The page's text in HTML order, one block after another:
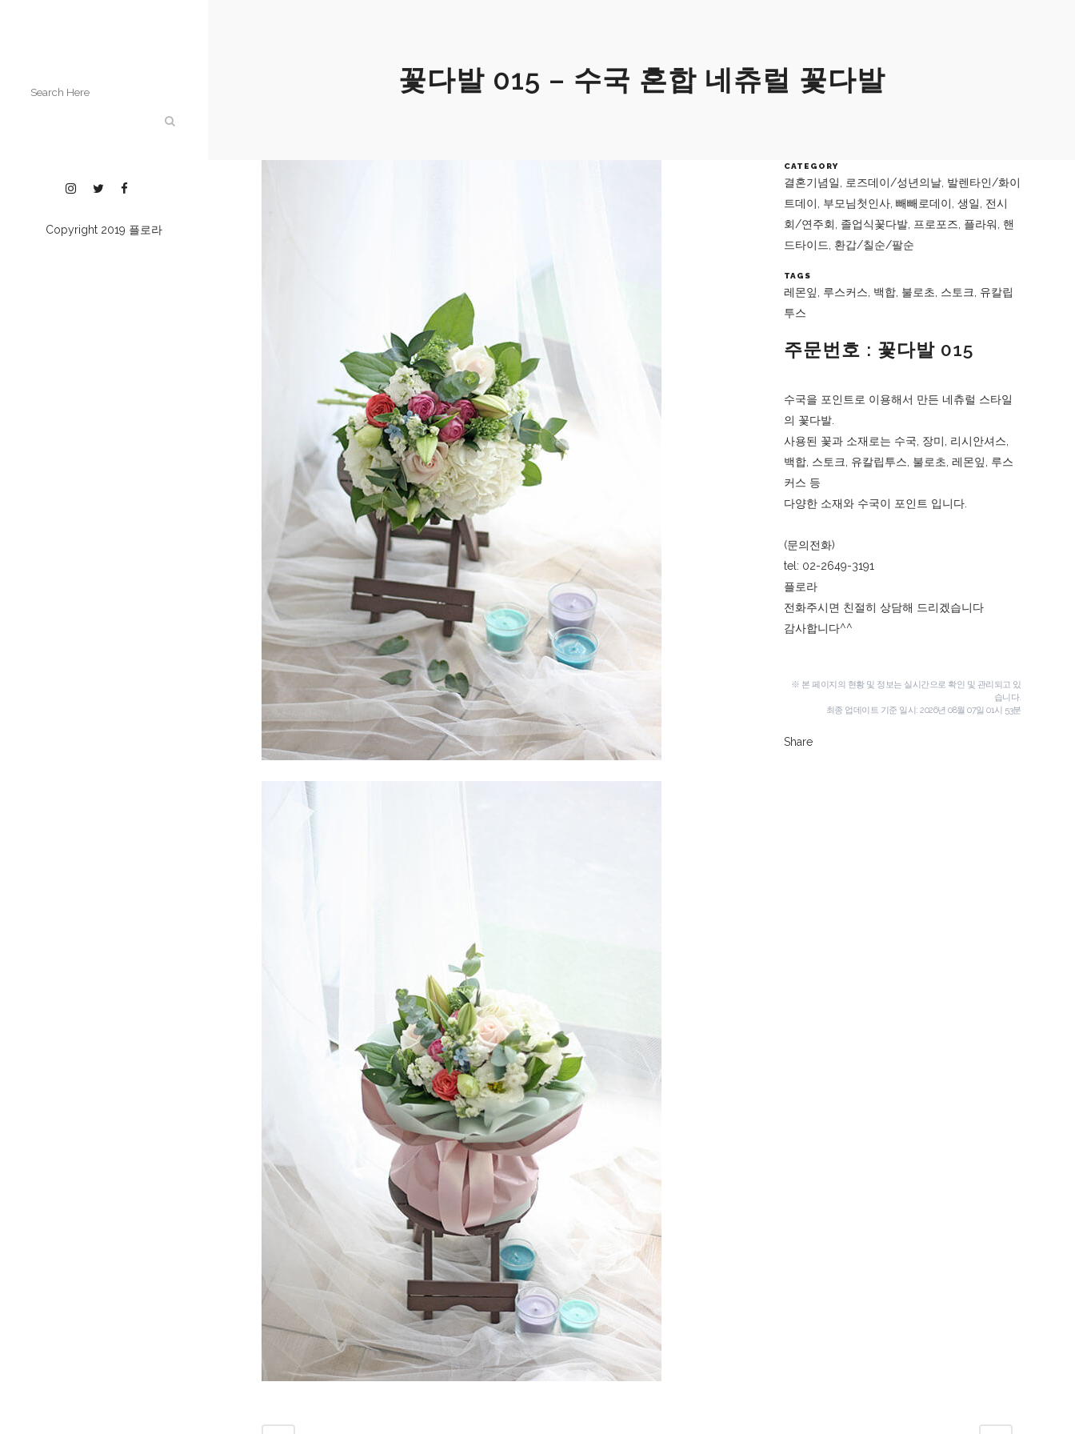
Copyright 2019 플로라
꽃다발 015 – 수국 혼합 네츄럴 꽃다발
CATEGORY
결혼기념일, 로즈데이/성년의날, 발렌타인/화이
트데이, 부모님첫인사, 빼빼로데이, 생일, 전시
회/연주회, 졸업식꽃다발, 프로포즈, 플라워, 핸
드타이드, 환갑/칠순/팔순
TAGS
레몬잎, 루스커스, 백합, 불로초, 스토크, 유칼립
투스
주문번호 : 꽃다발 015
수국을 포인트로 이용해서 만든 네츄럴 스타일
의 꽃다발.
사용된 꽃과 소재로는 수국, 장미, 리시안셔스,
백합, 스토크, 유칼립투스, 불로초, 레몬잎, 루스
커스 등
다양한 소재와 수국이 포인트 입니다.
(문의전화)
tel: 02-2649-3191
플로라
전화주시면 친절히 상담해 드리겠습니다
감사합니다^^
※ 본 페이지의 현황 및 정보는 실시간으로 확인 및 관리되고 있
습니다.
최종 업데이트 기준 일시:2026년 08월 07일 01시 53분
Share